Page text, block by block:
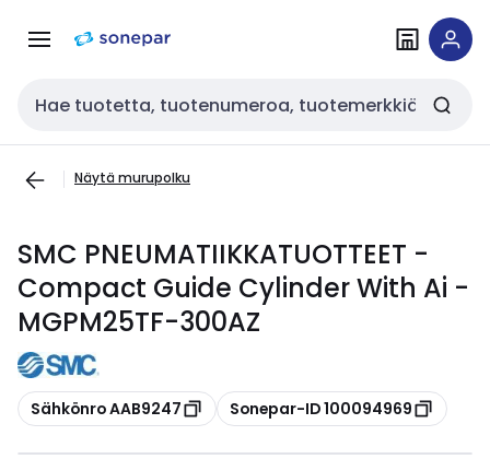
navigointiinsisältöön
Haku
Näytä murupolku
SMC PNEUMATIIKKATUOTTEET -
Compact Guide Cylinder With Ai -
MGPM25TF-300AZ
Kopioi
Sähkönro AAB9247 Kopioi
Sonepar-ID 100094969